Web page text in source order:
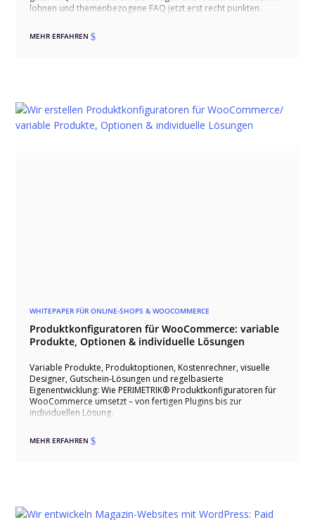
lohnen und themenbezogene FAQ jetzt erst recht punkten.
MEHR ERFAHREN$
WHITEPAPER FÜR ONLINE-SHOPS & WOOCOMMERCE
Produktkonfiguratoren für WooCommerce: variable
Produkte, Optionen & individuelle Lösungen
Variable Produkte, Produktoptionen, Kostenrechner, visuelle
Designer, Gutschein-Lösungen und regelbasierte
Eigenentwicklung: Wie PERIMETRIK® Produktkonfiguratoren für
WooCommerce umsetzt – von fertigen Plugins bis zur
individuellen Lösung.
MEHR ERFAHREN$